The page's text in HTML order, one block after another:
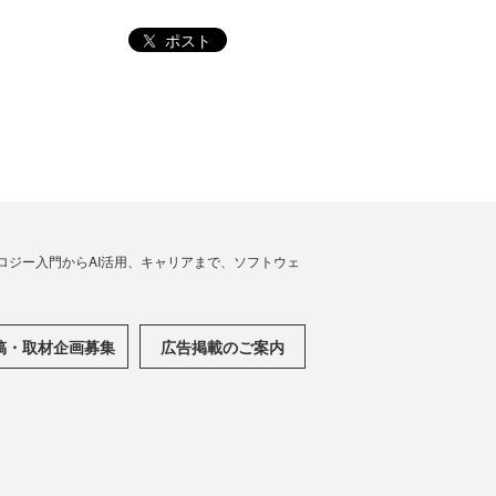
ポスト
ー入門からAI活用、キャリアまで、ソフトウェ
・取材企画募集 広告掲載のご案内